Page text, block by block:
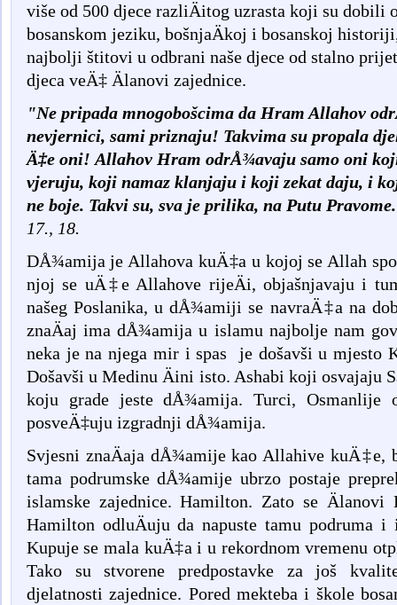
više od 500 djece razliÄitog uzrasta koji su dobili
bosanskom jeziku, bošnjaÄkoj i bosanskoj
najbolji štitovi u odbrani naše djece od stalno
djeca veÄ‡ Älanovi zajednice.
"Ne pripada mnogobošcima da Hram Allahov odr
nevjernici, sami priznaju! Takvima su propala
Ä‡e oni! Allahov Hram odrÅ¾avaju samo oni
vjeruju, koji namaz klanjaju i koji zekat daju, i
ne boje. Takvi su, sva je prilika, na Putu
17., 18.
DÅ¾amija je Allahova kuÄ‡a u kojoj se Allah
njoj se uÄ‡e Allahove rijeÄi, objašnjavaju i
našeg Poslanika, u dÅ¾amiji se navraÄ‡a na
znaÄaj ima dÅ¾amija u islamu najbolje nam
neka je na njega mir i spas je došavši u mjesto
Došavši u Medinu Äini isto. Ashabi koji osvajaju
koju grade jeste dÅ¾amija. Turci,
posveÄ‡uju izgradnji dÅ¾amija.
Svjesni znaÄaja dÅ¾amije kao Allahive
tama podrumske dÅ¾amije ubrzo postaje
islamske zajednice. Hamilton. Zato se Älanovi
Hamilton odluÄuju da napuste tamu podruma
Kupuje se mala kuÄ‡a i u rekordnom vremenu
Tako su stvorene predpostavke za još
djelatnosti zajednice. Pored mekteba i škole